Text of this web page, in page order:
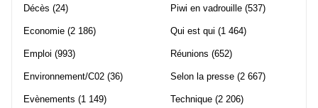
Décès (24)
Economie (2 186)
Emploi (993)
Environnement/C02 (36)
Evènements (1 149)
Piwi en vadrouille (537)
Qui est qui (1 464)
Réunions (652)
Selon la presse (2 667)
Technique (2 206)